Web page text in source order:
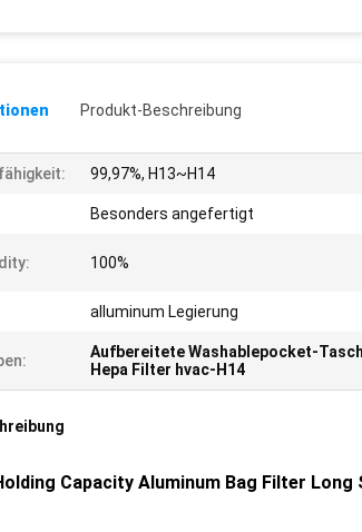
Produkt-Beschreibung
99,97%, H13~H14
Besonders angefertigt
100%
alluminum Legierung
Aufbereitete Washablepocket-
Hepa Filter hvac-H14
Capacity Aluminum Bag Filter Long